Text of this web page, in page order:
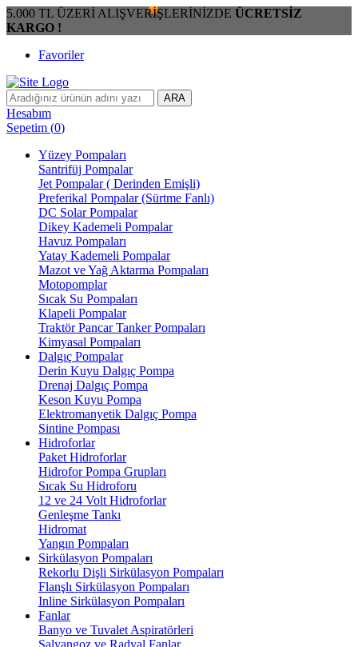
5.000 TL ÜZERİ ALIŞVERİŞLERİNİZDE ÜCRETSİZ
KARGO !
Favoriler
ARA
Hesabım
Sepetim (0)
Yüzey Pompaları
Santrifüj Pompalar
Jet Pompalar ( Derinden Emişli)
Preferikal Pompalar (Sürtme Fanlı)
DC Solar Pompalar
Dikey Kademeli Pompalar
Havuz Pompaları
Yatay Kademeli Pompalar
Mazot ve Yağ Aktarma Pompaları
Motopomplar
Sıcak Su Pompaları
Klapeli Pompalar
Traktör Pancar Tanker Pompaları
Kimyasal Pompaları
Dalgıç Pompalar
Derin Kuyu Dalgıç Pompa
Drenaj Dalgıç Pompa
Keson Kuyu Pompa
Elektromanyetik Dalgıç Pompa
Sintine Pompası
Hidroforlar
Paket Hidroforlar
Hidrofor Pompa Grupları
Sıcak Su Hidroforu
12 ve 24 Volt Hidroforlar
Genleşme Tankı
Hidromat
Yangın Pompaları
Sirkülasyon Pompaları
Rekorlu Dişli Sirkülasyon Pompaları
Flanşlı Sirkülasyon Pompaları
Inline Sirkülasyon Pompaları
Fanlar
Banyo ve Tuvalet Aspiratörleri
Salyangoz ve Radyal Fanlar